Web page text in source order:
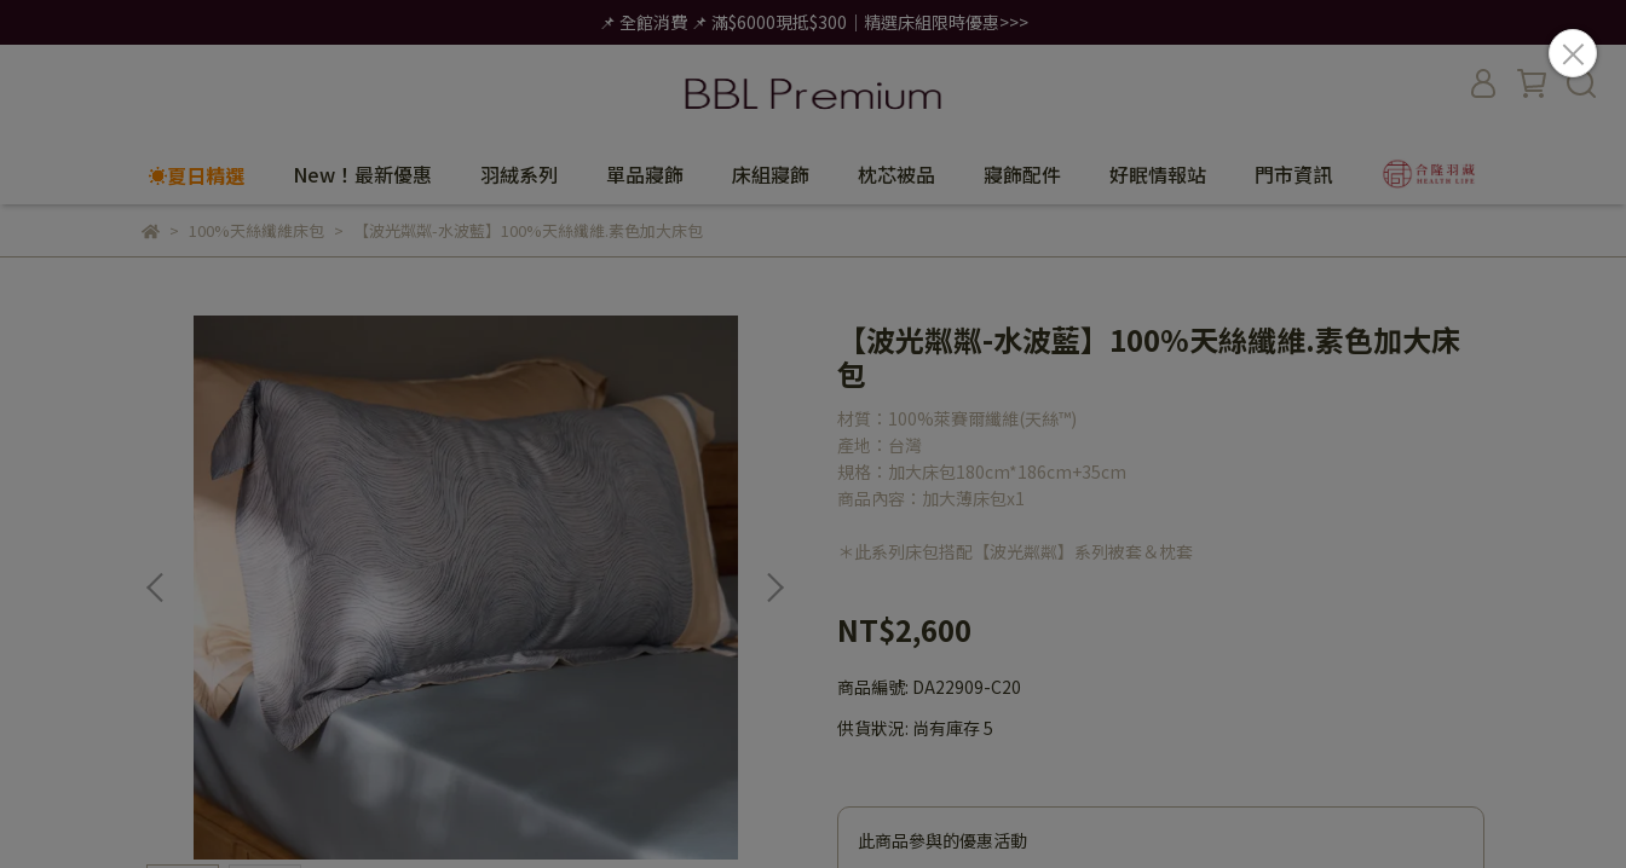
📌 全館消費 📌 滿$6000現抵$300｜精選床組限時優惠>>>
☀️夏日精選 New！最新優惠 羽絨系列 單品寢飾 床組寢飾 枕芯被品 寢飾配件 好眠情報站 門市資訊
100%天絲纖維床包 【波光粼粼-水波藍】100%天絲纖維.素色加大床包
【波光粼粼-水波藍】100%天絲纖維.素色加大床
包
材質：100%萊賽爾纖維(天絲™)
產地：台灣
規格：加大床包180cm*186cm+35cm
商品內容：加大薄床包x1
＊此系列床包搭配【波光粼粼】系列被套＆枕套
NT$2,600
商品編號: DA22909-C20
供貨狀況: 尚有庫存 5
此商品參與的優惠活動